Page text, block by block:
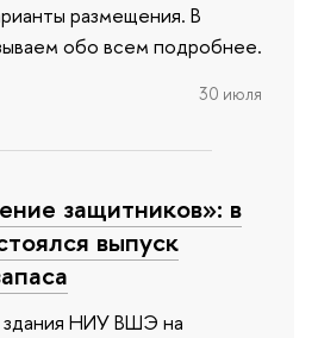
размещения. В
обо всем подробнее.
30 июля
защитников»: в
выпуск
здания НИУ ВШЭ на